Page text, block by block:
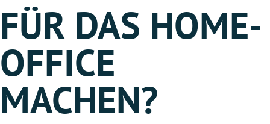
FÜR DAS HOME-
OFFICE
MACHEN?